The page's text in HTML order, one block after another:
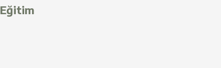
Eğitim